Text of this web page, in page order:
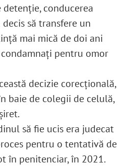
conducerea
să transfere un
mai mică de doi ani
pentru omor
decizie corecțională,
baie de colegii de celulă,
să fie ucis era judecat
pentru o tentativă de
în penitenciar, în 2021.